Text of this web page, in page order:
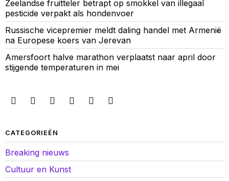
Zeelandse fruitteler betrapt op smokkel van illegaal
pesticide verpakt als hondenvoer
Russische vicepremier meldt daling handel met Armenië
na Europese koers van Jerevan
Amersfoort halve marathon verplaatst naar april door
stijgende temperaturen in mei
CATEGORIEËN
Breaking nieuws
Cultuur en Kunst